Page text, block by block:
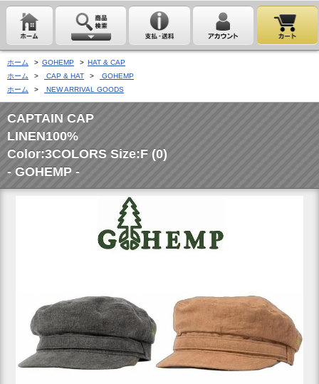
ホーム > GOHEMP > HAT & CAP
ホーム
> CAP & HAT >
GOHEMP
ホーム
> NEW ARRIVAL GOODS
CAPTAIN CAP
LINEN100%
Color:3COLORS Size:F (0)
- GOHEMP -